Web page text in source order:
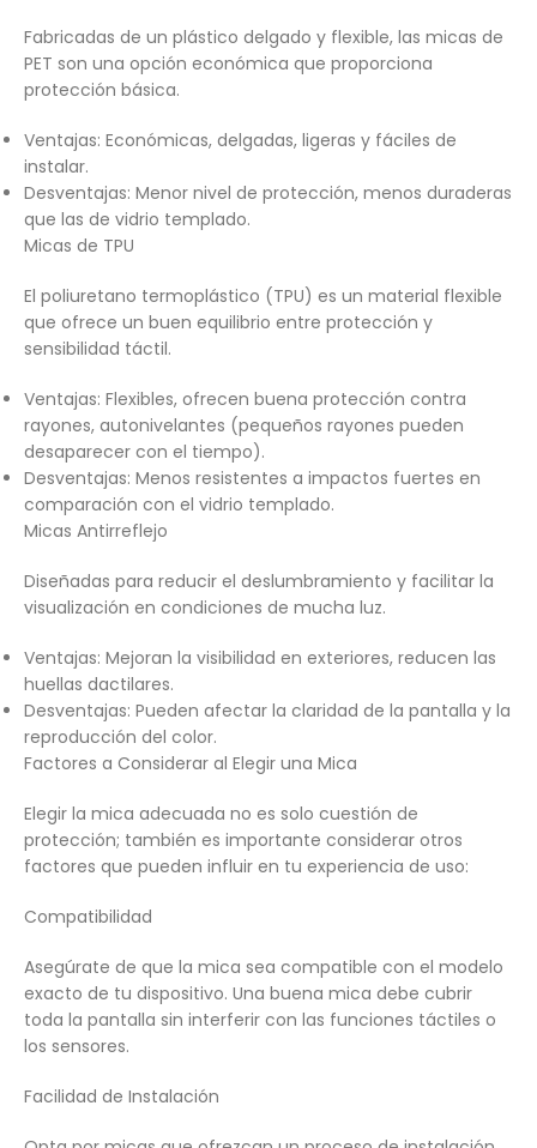
Fabricadas de un plástico delgado y flexible, las micas de
PET son una opción económica que proporciona
protección básica.
Ventajas: Económicas, delgadas, ligeras y fáciles de
instalar.
Desventajas: Menor nivel de protección, menos duraderas
que las de vidrio templado.
Micas de TPU
El poliuretano termoplástico (TPU) es un material flexible
que ofrece un buen equilibrio entre protección y
sensibilidad táctil.
Ventajas: Flexibles, ofrecen buena protección contra
rayones, autonivelantes (pequeños rayones pueden
desaparecer con el tiempo).
Desventajas: Menos resistentes a impactos fuertes en
comparación con el vidrio templado.
Micas Antirreflejo
Diseñadas para reducir el deslumbramiento y facilitar la
visualización en condiciones de mucha luz.
Ventajas: Mejoran la visibilidad en exteriores, reducen las
huellas dactilares.
Desventajas: Pueden afectar la claridad de la pantalla y la
reproducción del color.
Factores a Considerar al Elegir una Mica
Elegir la mica adecuada no es solo cuestión de
protección; también es importante considerar otros
factores que pueden influir en tu experiencia de uso:
Compatibilidad
Asegúrate de que la mica sea compatible con el modelo
exacto de tu dispositivo. Una buena mica debe cubrir
toda la pantalla sin interferir con las funciones táctiles o
los sensores.
Facilidad de Instalación